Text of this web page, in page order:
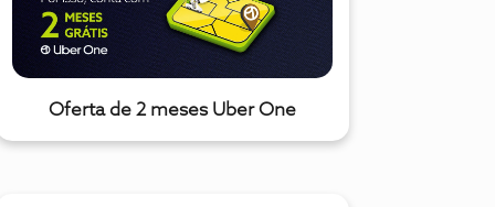
Oferta de 2 meses Uber One